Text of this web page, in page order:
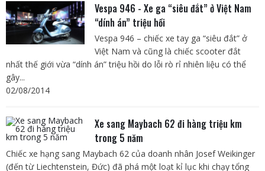
Vespa 946 - Xe ga “siêu đắt” ở Việt Nam
“dính án” triệu hồi
Vespa 946 – chiếc xe tay ga “siêu đắt” ở
Việt Nam và cũng là chiếc scooter đắt
nhất thế giới vừa “dính án” triệu hồi do lỗi rò rỉ nhiên liệu có thể
gây...
02/08/2014
Xe sang Maybach 62 đi hàng triệu km
trong 5 năm
Chiếc xe hạng sang Maybach 62 của doanh nhân Josef Weikinger
(đến từ Liechtenstein, Đức) đã phá một loạt kỉ lục khi chạy tổng